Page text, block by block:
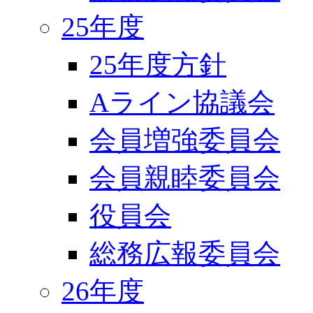
25年度
25年度方針
Aライン協議会
会員増強委員会
会員親睦委員会
役員会
総務広報委員会
26年度